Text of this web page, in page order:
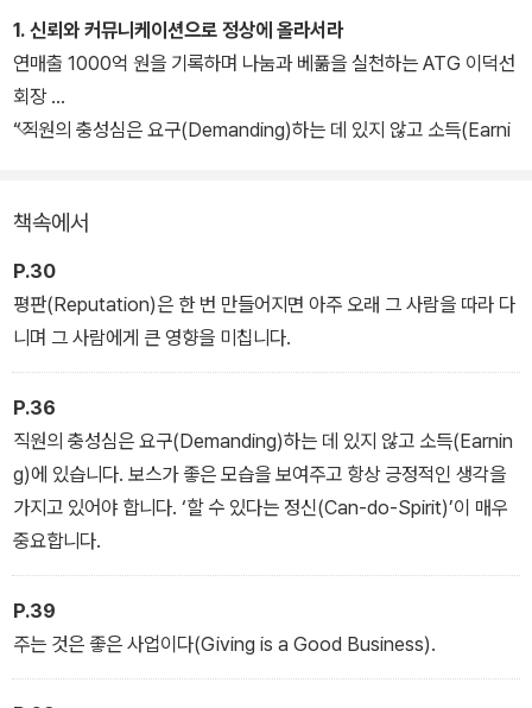
1. 신뢰와 커뮤니케이션으로 정상에 올라서라
연매출 1000억 원을 기록하며 나눔과 베풂을 실천하는 ATG 이덕선
회장
“직원의 충성심은 요구(Demanding)하는 데 있지 않고 소득(Earni
책속에서
P.30
평판(Reputation)은 한 번 만들어지면 아주 오래 그 사람을 따라 다
니며 그 사람에게 큰 영향을 미칩니다.
P.36
직원의 충성심은 요구(Demanding)하는 데 있지 않고 소득(Earnin
g)에 있습니다. 보스가 좋은 모습을 보여주고 항상 긍정적인 생각을
가지고 있어야 합니다. ‘할 수 있다는 정신(Can-do-Spirit)’이 매우
중요합니다.
P.39
주는 것은 좋은 사업이다(Giving is a Good Business).